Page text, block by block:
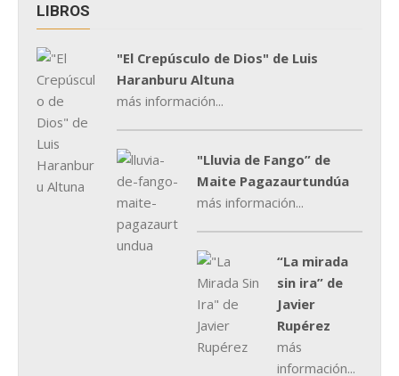
LIBROS
"El Crepúsculo de Dios" de Luis
Haranburu Altuna
más información...
"Lluvia de Fango” de
Maite Pagazaurtundúa
más información...
“La mirada
sin ira” de
Javier
Rupérez
más
información...